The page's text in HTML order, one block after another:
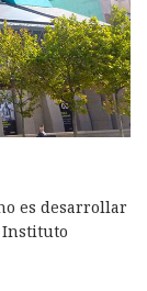
es desarrollar
Instituto